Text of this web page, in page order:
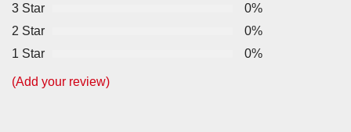
3 Star
0%
2 Star
0%
1 Star
0%
(Add your review)